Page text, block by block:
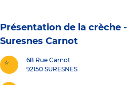
Présentation de la crèche -
Suresnes Carnot
68 Rue Carnot
92150 SURESNES